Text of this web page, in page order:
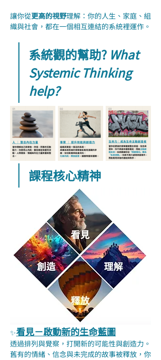
讓你從更高的視野理解：你的人生、家庭、組
織與社會，都在一個相互連結的系統裡運作。
系統觀的幫助? What
Systemic Thinking
help?
課程核心精神
✨看見－啟動新的生命藍圖
透過排列與覺察，打開新的可能性與創造力。
舊有的情緒、信念與未完成的故事被釋放，你